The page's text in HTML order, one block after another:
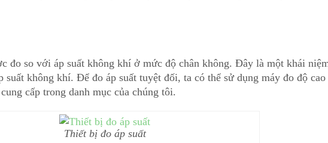
đo so với áp suất không khí ở mức độ chân không. Đây là một khái
suất không khí. Để đo áp suất tuyệt đối, ta có thể sử dụng máy đo độ cao
cấp trong danh mục của chúng tôi.
Thiết bị đo áp suất